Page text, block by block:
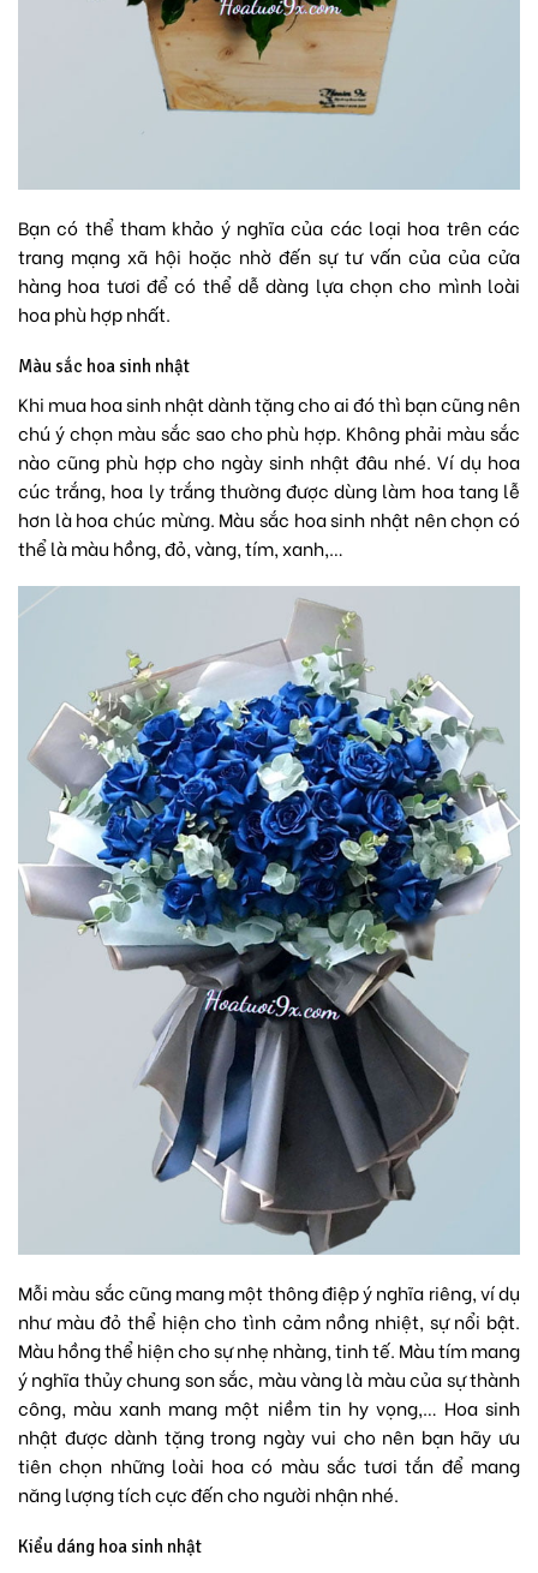
Bạn có thể tham khảo ý nghĩa của các loại hoa trên các
trang mạng xã hội hoặc nhờ đến sự tư vấn của của cửa
hàng hoa tươi để có thể dễ dàng lựa chọn cho mình loài
hoa phù hợp nhất.
Màu sắc hoa sinh nhật
Khi mua hoa sinh nhật dành tặng cho ai đó thì bạn cũng nên
chú ý chọn màu sắc sao cho phù hợp. Không phải màu sắc
nào cũng phù hợp cho ngày sinh nhật đâu nhé. Ví dụ hoa
cúc trắng, hoa ly trắng thường được dùng làm hoa tang lễ
hơn là hoa chúc mừng. Màu sắc hoa sinh nhật nên chọn có
thể là màu hồng, đỏ, vàng, tím, xanh,…
Mỗi màu sắc cũng mang một thông điệp ý nghĩa riêng, ví dụ
như màu đỏ thể hiện cho tình cảm nồng nhiệt, sự nổi bật.
Màu hồng thể hiện cho sự nhẹ nhàng, tinh tế. Màu tím mang
ý nghĩa thủy chung son sắc, màu vàng là màu của sự thành
công, màu xanh mang một niềm tin hy vọng,… Hoa sinh
nhật được dành tặng trong ngày vui cho nên bạn hãy ưu
tiên chọn những loài hoa có màu sắc tươi tắn để mang
năng lượng tích cực đến cho người nhận nhé.
Kiểu dáng hoa sinh nhật